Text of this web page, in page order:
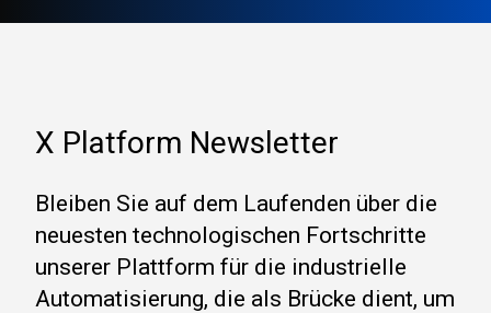
X Platform Newsletter
Bleiben Sie auf dem Laufenden über die
neuesten technologischen Fortschritte
unserer Plattform für die industrielle
Automatisierung, die als Brücke dient, um